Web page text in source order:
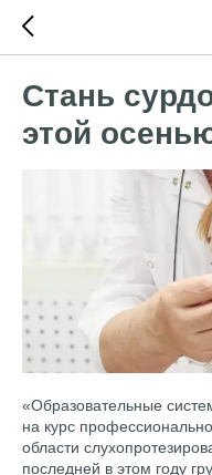
Стань
этой
«Образовательные
на курс
области
последней в этом году